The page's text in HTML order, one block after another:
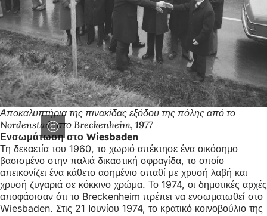
Αποκαλυπτήρια της πινακίδας εξόδου της πόλης από το
Nordenstadt στο Breckenheim, 1977
Ενσωμάτωση στο Wiesbaden
Τη δεκαετία του 1960, το χωριό απέκτησε ένα οικόσημο
βασισμένο στην παλιά δικαστική σφραγίδα, το οποίο
απεικονίζει ένα κάθετο ασημένιο σπαθί με χρυσή λαβή και
χρυσή ζυγαριά σε κόκκινο χρώμα. Το 1974, οι δημοτικές αρχές
αποφάσισαν ότι το Breckenheim πρέπει να ενσωματωθεί στο
Wiesbaden. Στις 21 Ιουνίου 1974, το κρατικό κοινοβούλιο της